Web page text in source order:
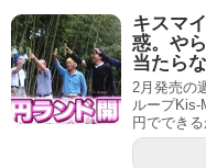
キスマ
惑。や
当たらな
2月発売の
ループKis-
円ででき